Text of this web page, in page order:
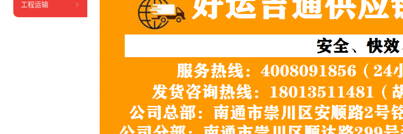
工程运输